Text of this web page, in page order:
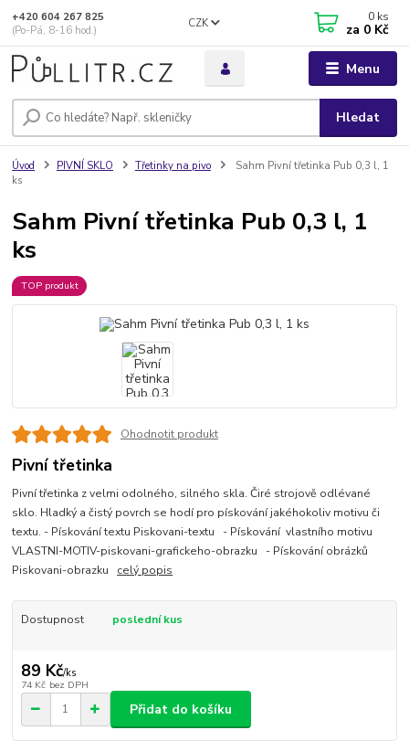
Menu
CZK
Hledat
+420 604 267 825
(Po-Pá, 8-16 hod.)
0 ks
za 0 Kč
Úvod PIVNÍ SKLO Třetinky na pivo
Sahm Pivní třetinka Pub 0,3 l, 1
ks
Sahm Pivní třetinka Pub 0,3 l, 1
ks
TOP produkt
Ohodnotit produkt
Pivní třetinka
Pivní třetinka z velmi odolného, silného skla. Čiré strojově odlévané
sklo. Hladký a čistý povrch se hodí pro pískování jakéhokoliv motivu či
textu. - Pískování textu Piskovani-textu - Pískování vlastního motivu
VLASTNI-MOTIV-piskovani-grafickeho-obrazku - Pískování obrázků
Piskovani-obrazku celý popis
Dostupnost poslední kus
89 Kč/ks
74 Kč bez DPH
Přidat do košíku